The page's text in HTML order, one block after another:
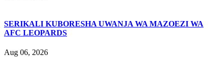
SERIKALI KUBORESHA UWANJA WA MAZOEZI WA
AFC LEOPARDS
Aug 06, 2026